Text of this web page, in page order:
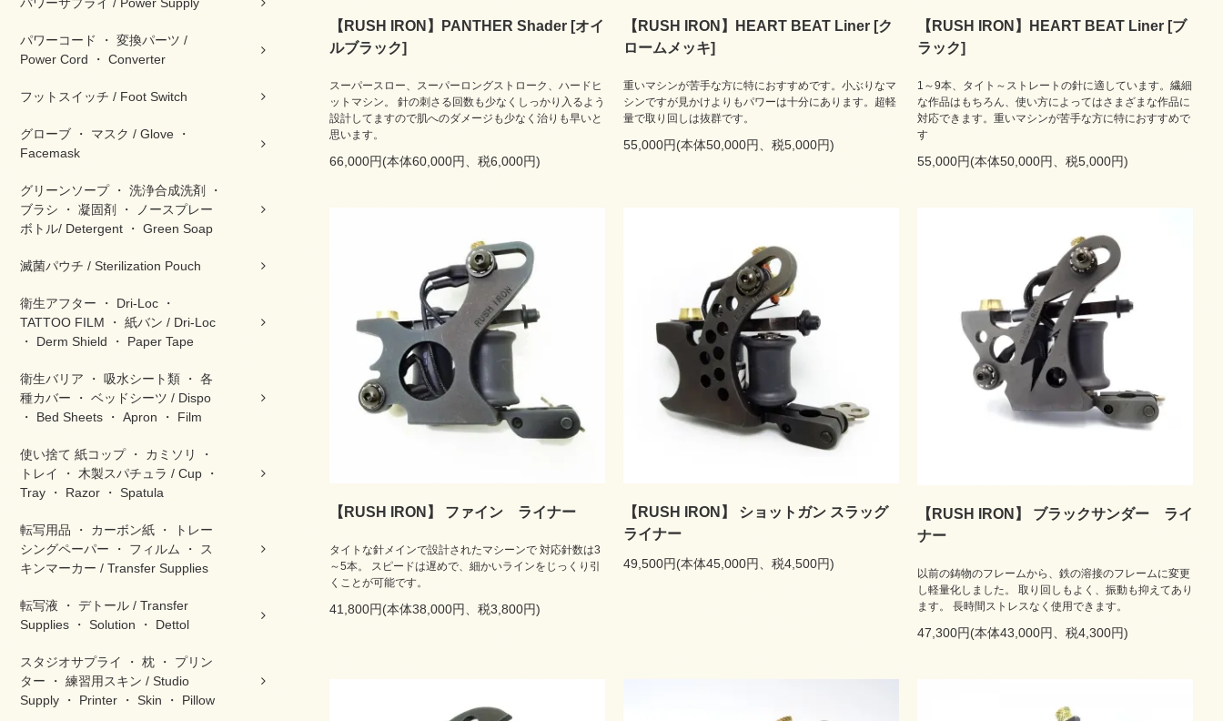
パワーコード ・ 変換パーツ /
Power Cord ・ Converter
フットスイッチ / Foot Switch
グローブ ・ マスク / Glove ・
Facemask
グリーンソープ ・ 洗浄合成洗剤 ・
ブラシ ・ 凝固剤 ・ ノースプレー
ボトル/ Detergent ・ Green Soap
滅菌パウチ / Sterilization Pouch
衛生アフター ・ Dri-Loc ・
TATTOO FILM ・ 紙バン / Dri-Loc
・ Derm Shield ・ Paper Tape
衛生バリア ・ 吸水シート類 ・ 各
種カバー ・ ベッドシーツ / Dispo
・ Bed Sheets ・ Apron ・ Film
使い捨て 紙コップ ・ カミソリ ・
トレイ ・ 木製スパチュラ / Cup ・
Tray ・ Razor ・ Spatula
転写用品 ・ カーボン紙 ・ トレー
シングペーパー ・ フィルム ・ ス
キンマーカー / Transfer Supplies
転写液 ・ デトール / Transfer
Supplies ・ Solution ・ Dettol
スタジオサプライ ・ 枕 ・ プリン
ター ・ 練習用スキン / Studio
Supply ・ Printer ・ Skin ・ Pillow
【RUSH IRON】PANTHER Shader [オイ
ルブラック]
スーパースロー、スーパーロングストローク、ハードヒ
ットマシン。 針の刺さる回数も少なくしっかり入るよう
設計してますので肌へのダメージも少なく治りも早いと
思います。
66,000円(本体60,000円、税6,000円)
【RUSH IRON】HEART BEAT Liner [ク
ロームメッキ]
重いマシンが苦手な方に特におすすめです。小ぶりなマ
シンですが見かけよりもパワーは十分にあります。超軽
量で取り回しは抜群です。
55,000円(本体50,000円、税5,000円)
【RUSH IRON】HEART BEAT Liner [ブ
ラック]
1～9本、タイト～ストレートの針に適しています。繊細
な作品はもちろん、使い方によってはさまざまな作品に
対応できます。重いマシンが苦手な方に特におすすめで
す
55,000円(本体50,000円、税5,000円)
【RUSH IRON】 ファイン ライナー
タイトな針メインで設計されたマシーンで 対応針数は3
～5本。 スピードは遅めで、細かいラインをじっくり引
くことが可能です。
41,800円(本体38,000円、税3,800円)
【RUSH IRON】 ショットガン スラッグ
ライナー
49,500円(本体45,000円、税4,500円)
【RUSH IRON】 ブラックサンダー ライ
ナー
以前の鋳物のフレームから、鉄の溶接のフレームに変更
し軽量化しました。 取り回しもよく、振動も抑えてあり
ます。 長時間ストレスなく使用できます。
47,300円(本体43,000円、税4,300円)